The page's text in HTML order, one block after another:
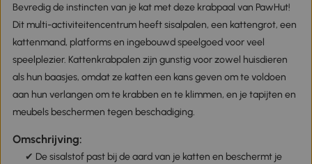
Bevredig de instincten van je kat met deze krabpaal van PawHut!
Dit multi-activiteitencentrum heeft sisalpalen, een kattengrot, een
kattenmand, platforms en ingebouwd speelgoed voor veel
speelplezier. Kattenkrabpalen zijn gunstig voor zowel huisdieren
als hun baasjes, omdat ze katten een kans geven om te voldoen
aan hun verlangen om te krabben en te klimmen, en je tapijten en
meubels beschermen tegen beschadiging.
Omschrijving:
✔ De sisalstof past bij de aard van je katten en beschermt je